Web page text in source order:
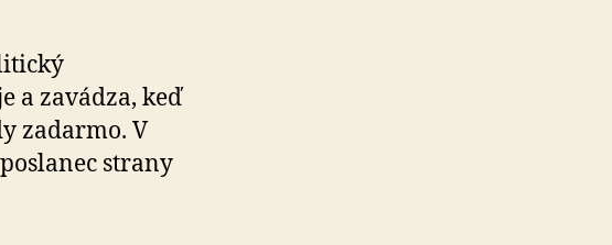
a zavádza, keď
zadarmo. V
strany